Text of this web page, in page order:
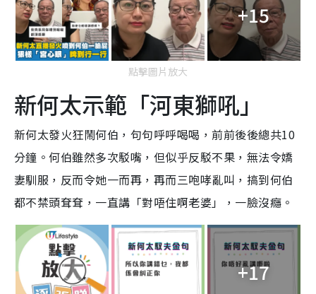
+15
點擊圖片放大
新何太示範「河東獅吼」
新何太發火狂鬧何伯，句句呼呼喝喝，前前後後總共10
分鐘。何伯雖然多次駁嘴，但似乎反駁不果，無法令嬌
妻馴服，反而令她一而再，再而三咆哮亂叫，搞到何伯
都不禁頭耷耷，一直講「對唔住啊老婆」，一臉沒癮。
+17